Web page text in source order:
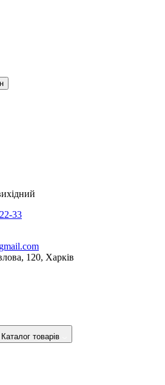
33
120, Харків
Каталог товарів